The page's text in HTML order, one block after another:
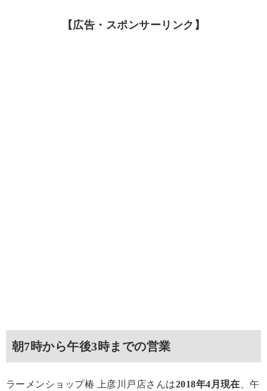
【広告・スポンサーリンク】
朝7時から午後3時までの営業
ラーメンショップ椿 上彦川戸店さんは2018年4月現在 、午